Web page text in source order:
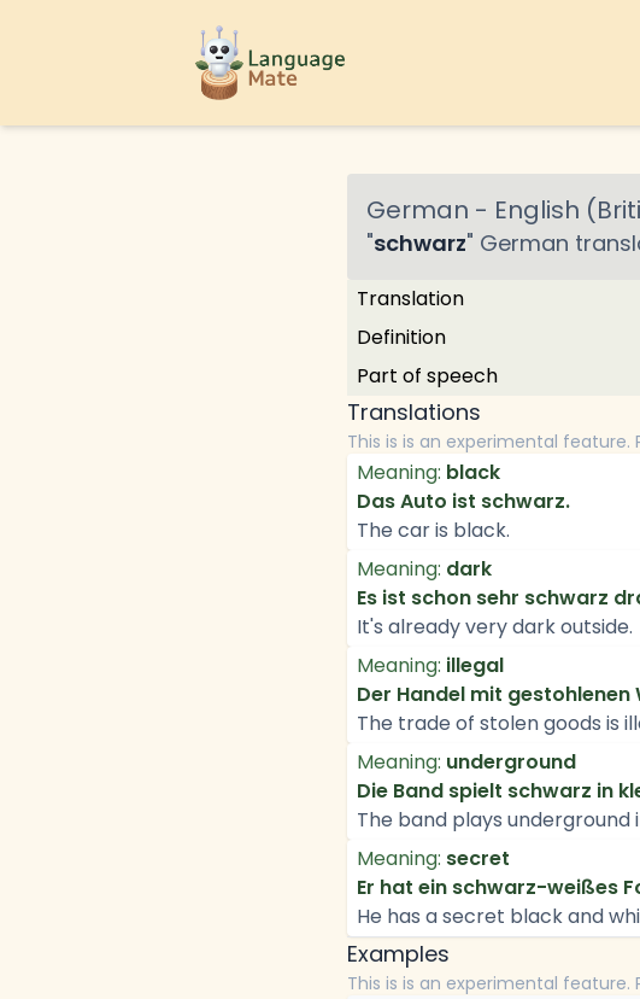
German - English
"schwarz" German
Translation
Definition
Part of speech
Translations
This is is an experimental feature.
Meaning: black
Das Auto ist schwarz.
The car is black.
Meaning: dark
Es ist schon sehr schwarz
It's already very dark outside.
Meaning: illegal
Der Handel mit
The trade of stolen goods is
Meaning: underground
Die Band spielt schwarz in
The band plays underground
Meaning: secret
Er hat ein schwarz-weißes
He has a secret black and
Examples
This is is an experimental feature.